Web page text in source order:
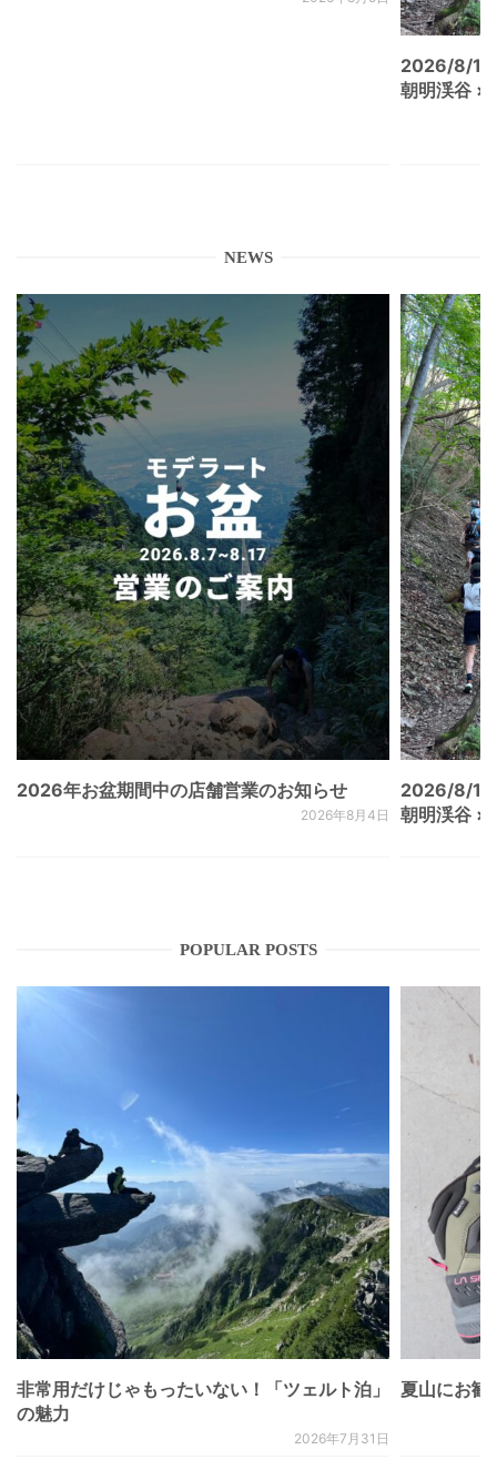
2026/8/
朝明渓谷 ×
NEWS
2026年お盆期間中の店舗営業のお知らせ
2026年8月4日
2026/8/
朝明渓谷 ×
POPULAR POSTS
非常用だけじゃもったいない！「ツェルト泊」
の魅力
2026年7月31日
夏山にお